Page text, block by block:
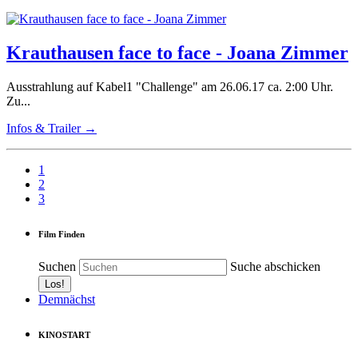
Krauthausen face to face - Joana Zimmer
Ausstrahlung auf Kabel1 "Challenge" am 26.06.17 ca. 2:00 Uhr.
Zu...
Infos & Trailer →
1
2
3
Film Finden
Suchen Suche abschicken
Demnächst
KINOSTART